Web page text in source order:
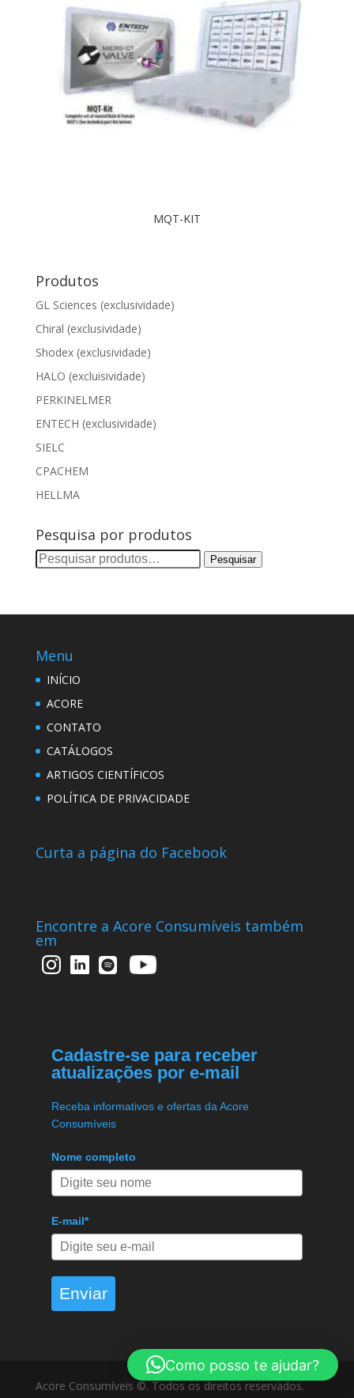
MQT-KIT
Produtos
GL Sciences (exclusividade)
Chiral (exclusividade)
Shodex (exclusividade)
HALO (excluisividade)
PERKINELMER
ENTECH (exclusividade)
SIELC
CPACHEM
HELLMA
Pesquisa por produtos
Pesquisar
Pesquisar
Menu
INÍCIO
ACORE
CONTATO
CATÁLOGOS
ARTIGOS CIENTÍFICOS
POLÍTICA DE PRIVACIDADE
Curta a página do Facebook
Encontre a Acore Consumíveis também
em
Cadastre-se para receber
atualizações por e-mail
Receba informativos e ofertas da Acore
Consumíveis
Nome completo
E-mail*
Enviar
Acore Consumíveis ©. Todos os direitos reservados.
Como posso te ajudar?